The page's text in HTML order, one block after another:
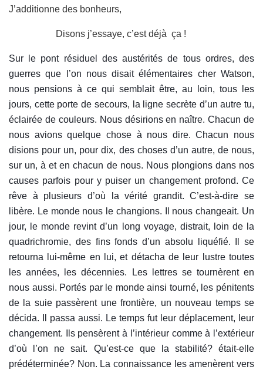
J’additionne des bonheurs,
Disons j’essaye, c’est déjà ça !
Sur le pont résiduel des austérités de tous ordres,des
guerres que l’on nous disait élémentaires cher Watson,
nous pensions à ce qui semblait être, au loin, tous les
jours, cette porte de secours, la ligne secrète d’unautre tu,
éclairée de couleurs. Nous désirions en naître. Chacun de
nous avions quelque chose à nous dire. Chacun nous
disions pour un, pour dix, des choses d’un autre, de nous,
sur un, à et en chacun de nous. Nous plongions dans nos
causes parfois pour y puiser un changement profond. Ce
rêve à plusieurs d’où la vérité grandit. C’est-à-dire se
libère. Le monde nous le changions. Il nous changeait. Un
jour, le monde revint d’un long voyage, distrait, loin de la
quadrichromie, des fins fonds d’un absolu liquéfié. Il se
retourna lui-même en lui, et détacha de leur lustre toutes
les années, les décennies. Les lettres se tournèrent en
nous aussi. Portés par le monde ainsi tourné, les pénitents
de la suie passèrent une frontière, un nouveau temps se
décida. Il passa aussi. Le temps fut leur déplacement, leur
changement. Ils pensèrent à l’intérieur comme à l’extérieur
d’où l’on ne sait. Qu’est-ce que la stabilité? était-elle
prédéterminée? Non. La connaissance les amenèrent vers